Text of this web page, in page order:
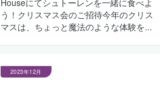
う！クリスマス会のご招待今年のクリス
マスは、ちょっと魔法のような体験を...
2023年12月